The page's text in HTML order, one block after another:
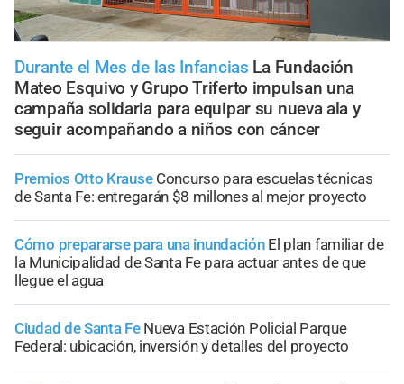
Durante el Mes de las Infancias La Fundación
Mateo Esquivo y Grupo Triferto impulsan una
campaña solidaria para equipar su nueva ala y
seguir acompañando a niños con cáncer
Premios Otto Krause Concurso para escuelas técnicas
de Santa Fe: entregarán $8 millones al mejor proyecto
Cómo prepararse para una inundación El plan familiar de
la Municipalidad de Santa Fe para actuar antes de que
llegue el agua
Ciudad de Santa Fe Nueva Estación Policial Parque
Federal: ubicación, inversión y detalles del proyecto